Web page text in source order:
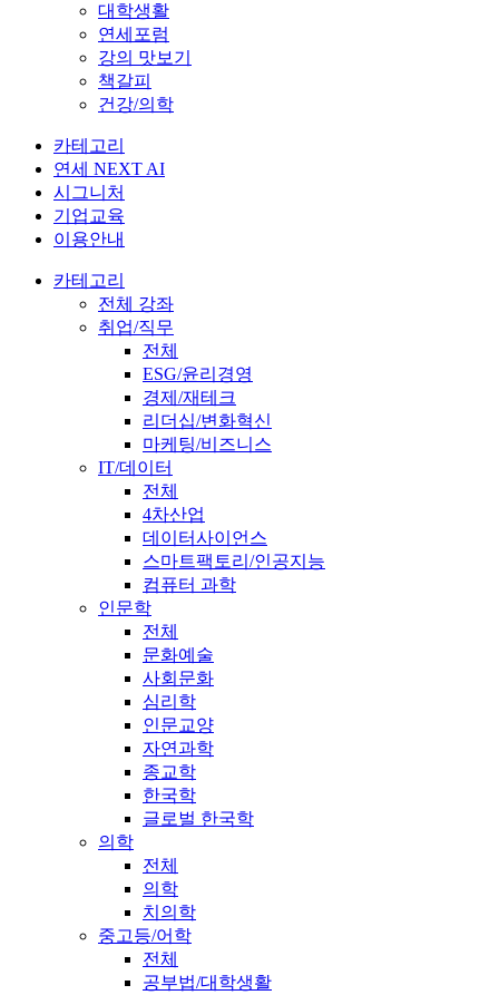
대학생활
연세포럼
강의 맛보기
책갈피
건강/의학
카테고리
연세 NEXT AI
시그니처
기업교육
이용안내
카테고리
전체 강좌
취업/직무
전체
ESG/윤리경영
경제/재테크
리더십/변화혁신
마케팅/비즈니스
IT/데이터
전체
4차산업
데이터사이언스
스마트팩토리/인공지능
컴퓨터 과학
인문학
전체
문화예술
사회문화
심리학
인문교양
자연과학
종교학
한국학
글로벌 한국학
의학
전체
의학
치의학
중고등/어학
전체
공부법/대학생활